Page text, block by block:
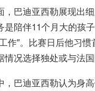
巴迪亚西勒展现出细
是陪伴11个月大的孩
作"。比赛日后他习
况选择独处或与法国
巴迪亚西勒认为身高